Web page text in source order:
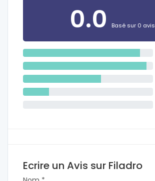
0.0 Basé sur 0 avis
Ecrire un Avis sur Filadro